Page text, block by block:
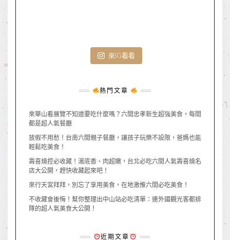
來IG看看
熱門文章
來華山看展覽不知道要吃什麼嗎？六間忠孝新生超強美食，每間
都是超人氣餐廳
放假不用愁！台南六間親子餐廳，讓孩子玩樂不設限，爸媽也能
輕鬆吃美食！
壽喜燒控必收藏！湯底香、肉超嫩，台北必吃六間人氣壽喜燒名
店大公開，趕快收藏起來吧！
來行天宮拜拜，別忘了享用美食，在地激推六間必吃美食！
不收藏會後悔！幫你整理出中山站必吃清單：連外國觀光客都排
隊的超人氣美食大公開！
近期文章